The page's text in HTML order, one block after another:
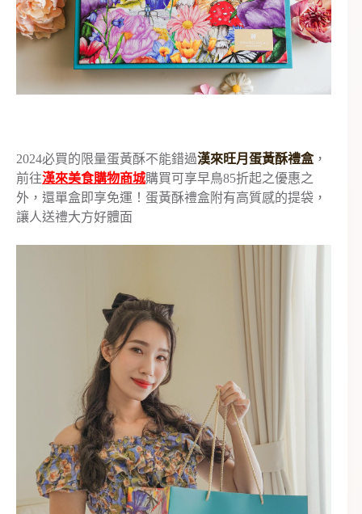
2024必買的限量蛋黃酥不能錯過漢來旺月蛋黃酥禮盒，
前往漢來美食購物商城購買可享早鳥85折起之優惠之
外，還單盒即享免運！蛋黃酥禮盒附有高質感的提袋，
讓人送禮大方好體面